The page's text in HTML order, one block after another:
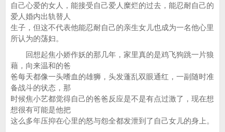
自己心爱的女人，能接受自己爱人糜烂的过去，能忍耐自己的
爱人婚内出轨替人
生子，但这不代表他能忍耐自己的亲生女儿也成为一名他心里
所认为的荡妇。
回想起焦小娇作妖的那几年，家里真的是鸡飞狗跳一片狼
藉，向来温和的爸
爸每天都像一头嗜血的雄狮，头发蓬乱双眼通红，一副随时准
备战斗的状态，那
时候焦小艺都觉得自己的爸爸反应是不是有点过激了，现在想
想很有可能是他把
这么多年压抑在心里的怒与怨全都发泄到了自己女儿的身上。